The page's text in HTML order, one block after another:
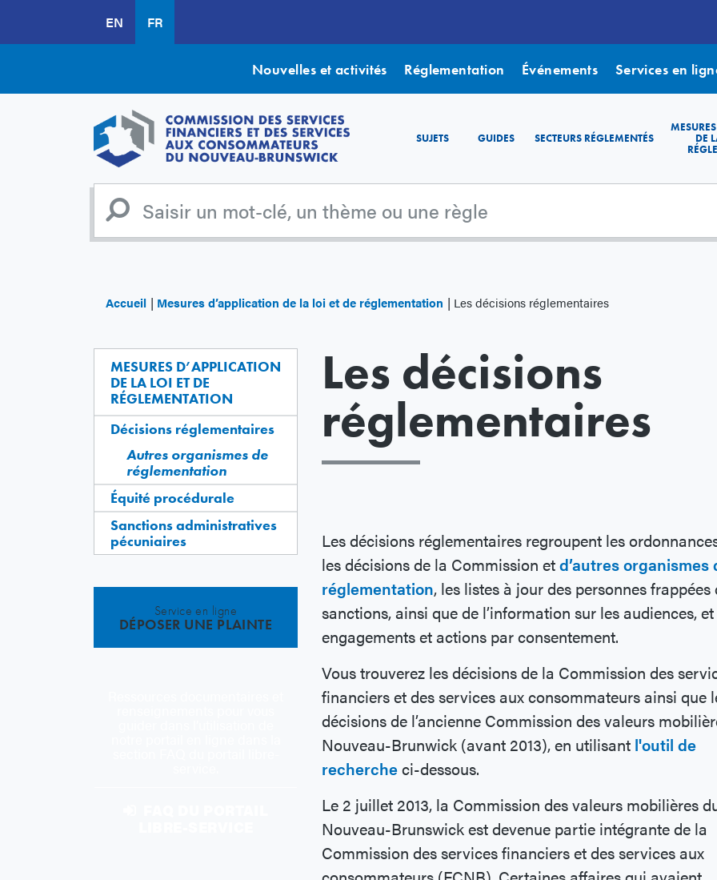
contenu
EN FR
Nouvelles et activités Réglementation Événements Services en
SUJETS GUIDES SECTEURS RÉGLEMENTÉS
DE
Accueil Mesures d’application de la loi et de réglementation Les décisions réglementaires
MESURES D’APPLICATION
DE LA LOI ET DE
RÉGLEMENTATION
Décisions réglementaires
Autres organismes de
réglementation
Équité procédurale
Sanctions administratives
pécuniaires
Service en ligne
DÉPOSER UNE PLAINTE
Les décisions
réglementaires
Les décisions réglementaires regroupent les
les décisions de la Commission etd’autres organismes
réglementation, les listes à jour des personnes frappées
sanctions, ainsi que de l’information sur les audiences,
engagements et actions par consentement.
Vous trouverez les décisions de la Commission des
financiers et des services aux consommateurs ainsi que
décisions de l’ancienne Commission des valeurs
Nouveau-Brunwick (avant 2013), en utilisant l'outil de
rechercheci-dessous.
Le 2 juillet 2013, la Commission des valeurs mobilières
Nouveau-Brunswick est devenue partie intégrante de la
Commission des services financiers et des services aux